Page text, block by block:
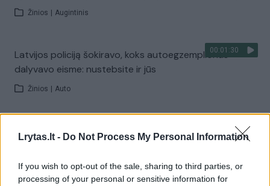
Lrytas.lt - Do Not Process My Personal Information
If you wish to opt-out of the sale, sharing to third parties, or
processing of your personal or sensitive information for
Žinios Augintinis
00:01:30
Latvijos policiją šokiravo, koks autoegzempliorius
dalyvavo eisme: nustebsite ir jūs
Žinios Auto
00:00:39
Traukinys JAV rėžėsi į visureigį: užfiksavo nelaimės
momentą
Žinios | Pasaulis